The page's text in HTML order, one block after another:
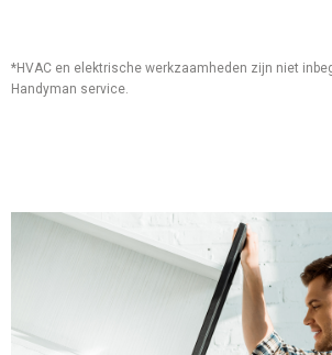
*HVAC en elektrische werkzaamheden zijn niet
Handyman service.